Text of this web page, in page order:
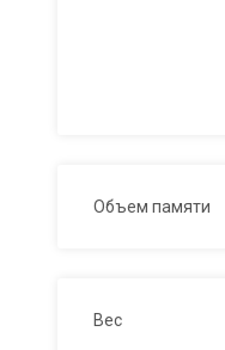
Объем памяти
Вес